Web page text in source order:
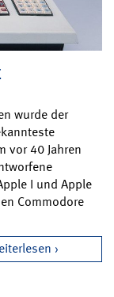
wurde der
vor 40 Jahren
I und Apple
Commodore